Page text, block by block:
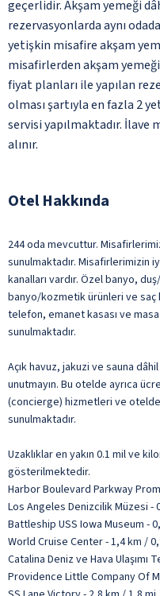
geçerlidir. Akşam yemeği
rezervasyonlarda aynı
yetişkin misafire akşam
misafirlerden akşam
fiyat planları ile yapılan
olması şartıyla en fazla 2
servisi yapılmaktadır.
alınır.
Otel Hakkında
244 oda mevcuttur.
sunulmaktadır. Misafirlerimizin
kanalları vardır. Özel banyo,
banyo/kozmetik ürünleri ve saç
telefon, emanet kasası ve
sunulmaktadır.
Açık havuz, jakuzi ve sauna
unutmayın. Bu otelde ayrıca
(concierge) hizmetleri ve
sunulmaktadır.
Uzaklıklar en yakın 0.1 mil ve
gösterilmektedir.
Harbor Boulevard Parkway
Los Angeles Denizcilik Müzesi -
Battleship USS Iowa Museum -
World Cruise Center - 1,4 km /
Catalina Deniz ve Hava Ulaşımı
Providence Little Company Of